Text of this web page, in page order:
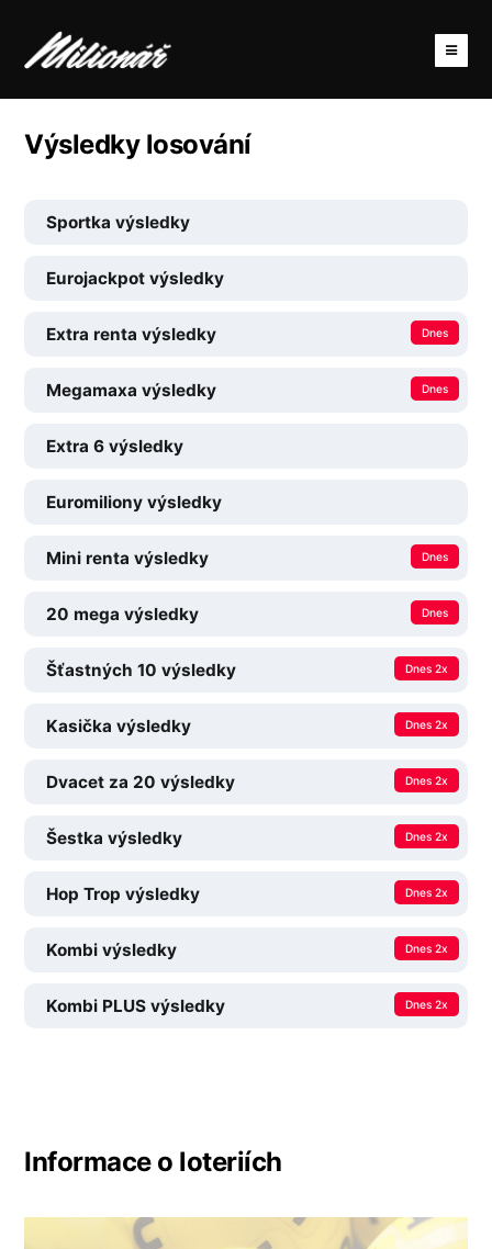
Výsledky losování
Sportka výsledky
Eurojackpot výsledky
Extra renta výsledky Dnes
Megamaxa výsledky Dnes
Extra 6 výsledky
Euromiliony výsledky
Mini renta výsledky Dnes
20 mega výsledky Dnes
Šťastných 10 výsledky Dnes 2x
Kasička výsledky Dnes 2x
Dvacet za 20 výsledky Dnes 2x
Šestka výsledky Dnes 2x
Hop Trop výsledky Dnes 2x
Kombi výsledky Dnes 2x
Kombi PLUS výsledky Dnes 2x
Informace o loteriích